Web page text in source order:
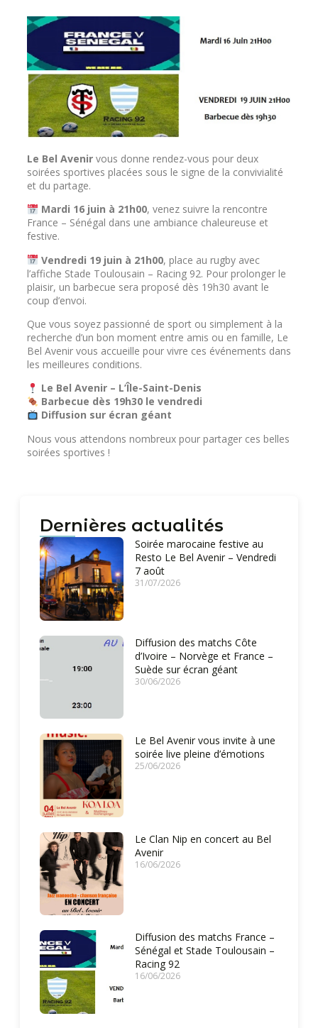
Dernières actualités
Soirée marocaine festive au
Resto Le Bel Avenir – Vendredi
7 août
31/07/2026
Diffusion des matchs Côte
d’Ivoire – Norvège et France –
Suède sur écran géant
30/06/2026
Le Bel Avenir vous invite à une
soirée live pleine d’émotions
25/06/2026
Le Clan Nip en concert au Bel
Avenir
16/06/2026
Diffusion des matchs France –
Sénégal et Stade Toulousain –
Racing 92
16/06/2026
Le Bel Avenir vous donne rendez-vous pour deux
soirées sportives placées sous le signe de la convivialité
et du partage.
Mardi 16 juin à 21h00, venez suivre la rencontre
France – Sénégal dans une ambiance chaleureuse et
festive.
Vendredi 19 juin à 21h00, place au rugby avec
l’affiche Stade Toulousain – Racing 92. Pour prolonger le
plaisir, un barbecue sera proposé dès 19h30 avant le
coup d’envoi.
Que vous soyez passionné de sport ou simplement à la
recherche d’un bon moment entre amis ou en famille, Le
Bel Avenir vous accueille pour vivre ces événements dans
les meilleures conditions.
Le Bel Avenir – L’Île-Saint-Denis
Barbecue dès 19h30 le vendredi
Diffusion sur écran géant
Nous vous attendons nombreux pour partager ces belles
soirées sportives !